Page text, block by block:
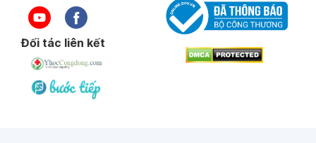
Đối tác liên kết